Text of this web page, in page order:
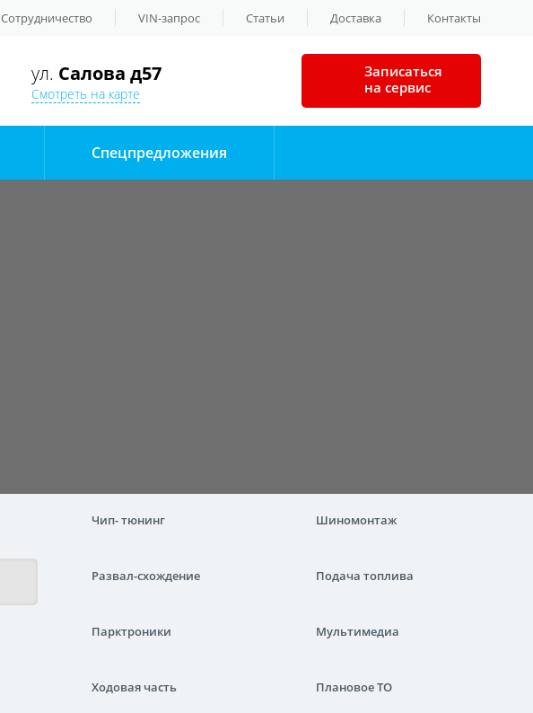
Сотрудничество VIN-запрос Статьи Доставка Контакты
ул. Салова д57
Смотреть на карте
Записаться
на сервис
Спецпредложения
Чип- тюнинг Шиномонтаж
Развал-схождение Подача топлива
Парктроники Мультимедиа
Ходовая часть Плановое ТО